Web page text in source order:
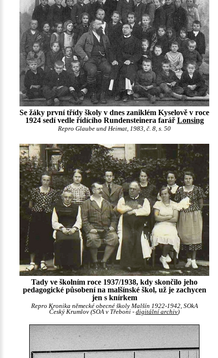
Se žáky první třídy školy v dnes zaniklém Kyselově v roce
1924 sedí vedle řídícího Rundensteinera farář Lonsing
Repro Glaube und Heimat, 1983, č. 8, s. 50
Tady ve školním roce 1937/1938, kdy skončilo jeho
pedagogické působení na malšínské škol, už je zachycen
jen s knírkem
Repro Kronika německé obecné školy Malšín 1922-1942, SOkA
Český Krumlov (SOA v Třeboni - digitální archiv)